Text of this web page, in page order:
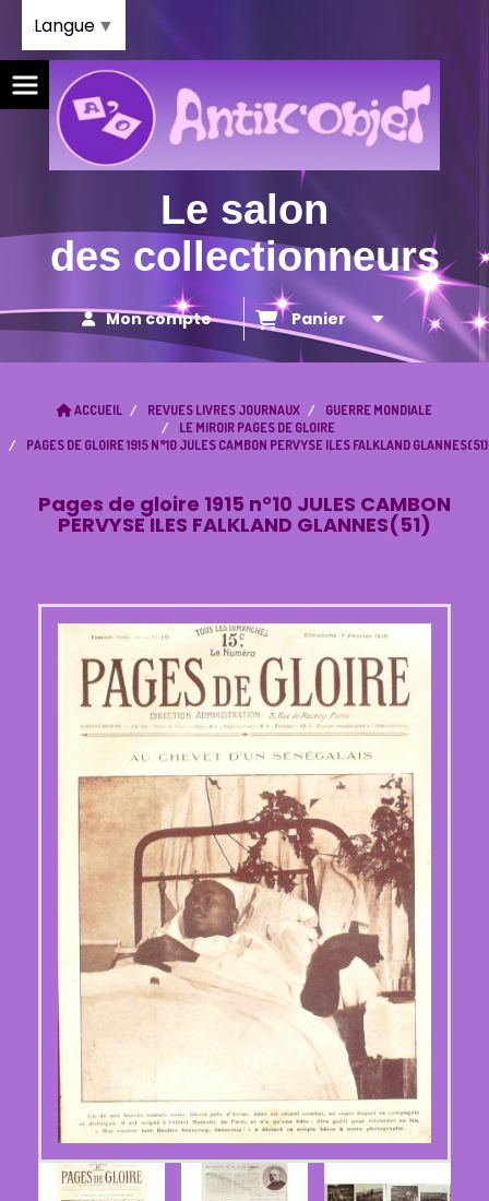
Le salon
des collectionneurs
Mon compte Panier
ACCUEIL REVUES LIVRES JOURNAUX
GUERRE MONDIALE
LE MIROIR PAGES DE GLOIRE
PAGES DE GLOIRE 1915 N°10 JULES CAMBON PERVYSE ILES FALKLAND GLANNES(51)
Pages de gloire 1915 n°10 JULES CAMBON
PERVYSE ILES FALKLAND GLANNES(51)
Langue ▼